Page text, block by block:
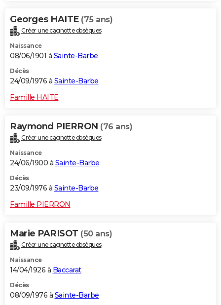
Georges HAITE (75 ans)
Créer une cagnotte obsèques
Naissance
08/06/1901 à Sainte-Barbe
Décès
24/09/1976 à Sainte-Barbe
Famille HAITE
Raymond PIERRON (76 ans)
Créer une cagnotte obsèques
Naissance
24/06/1900 à Sainte-Barbe
Décès
23/09/1976 à Sainte-Barbe
Famille PIERRON
Marie PARISOT (50 ans)
Créer une cagnotte obsèques
Naissance
14/04/1926 à Baccarat
Décès
08/09/1976 à Sainte-Barbe